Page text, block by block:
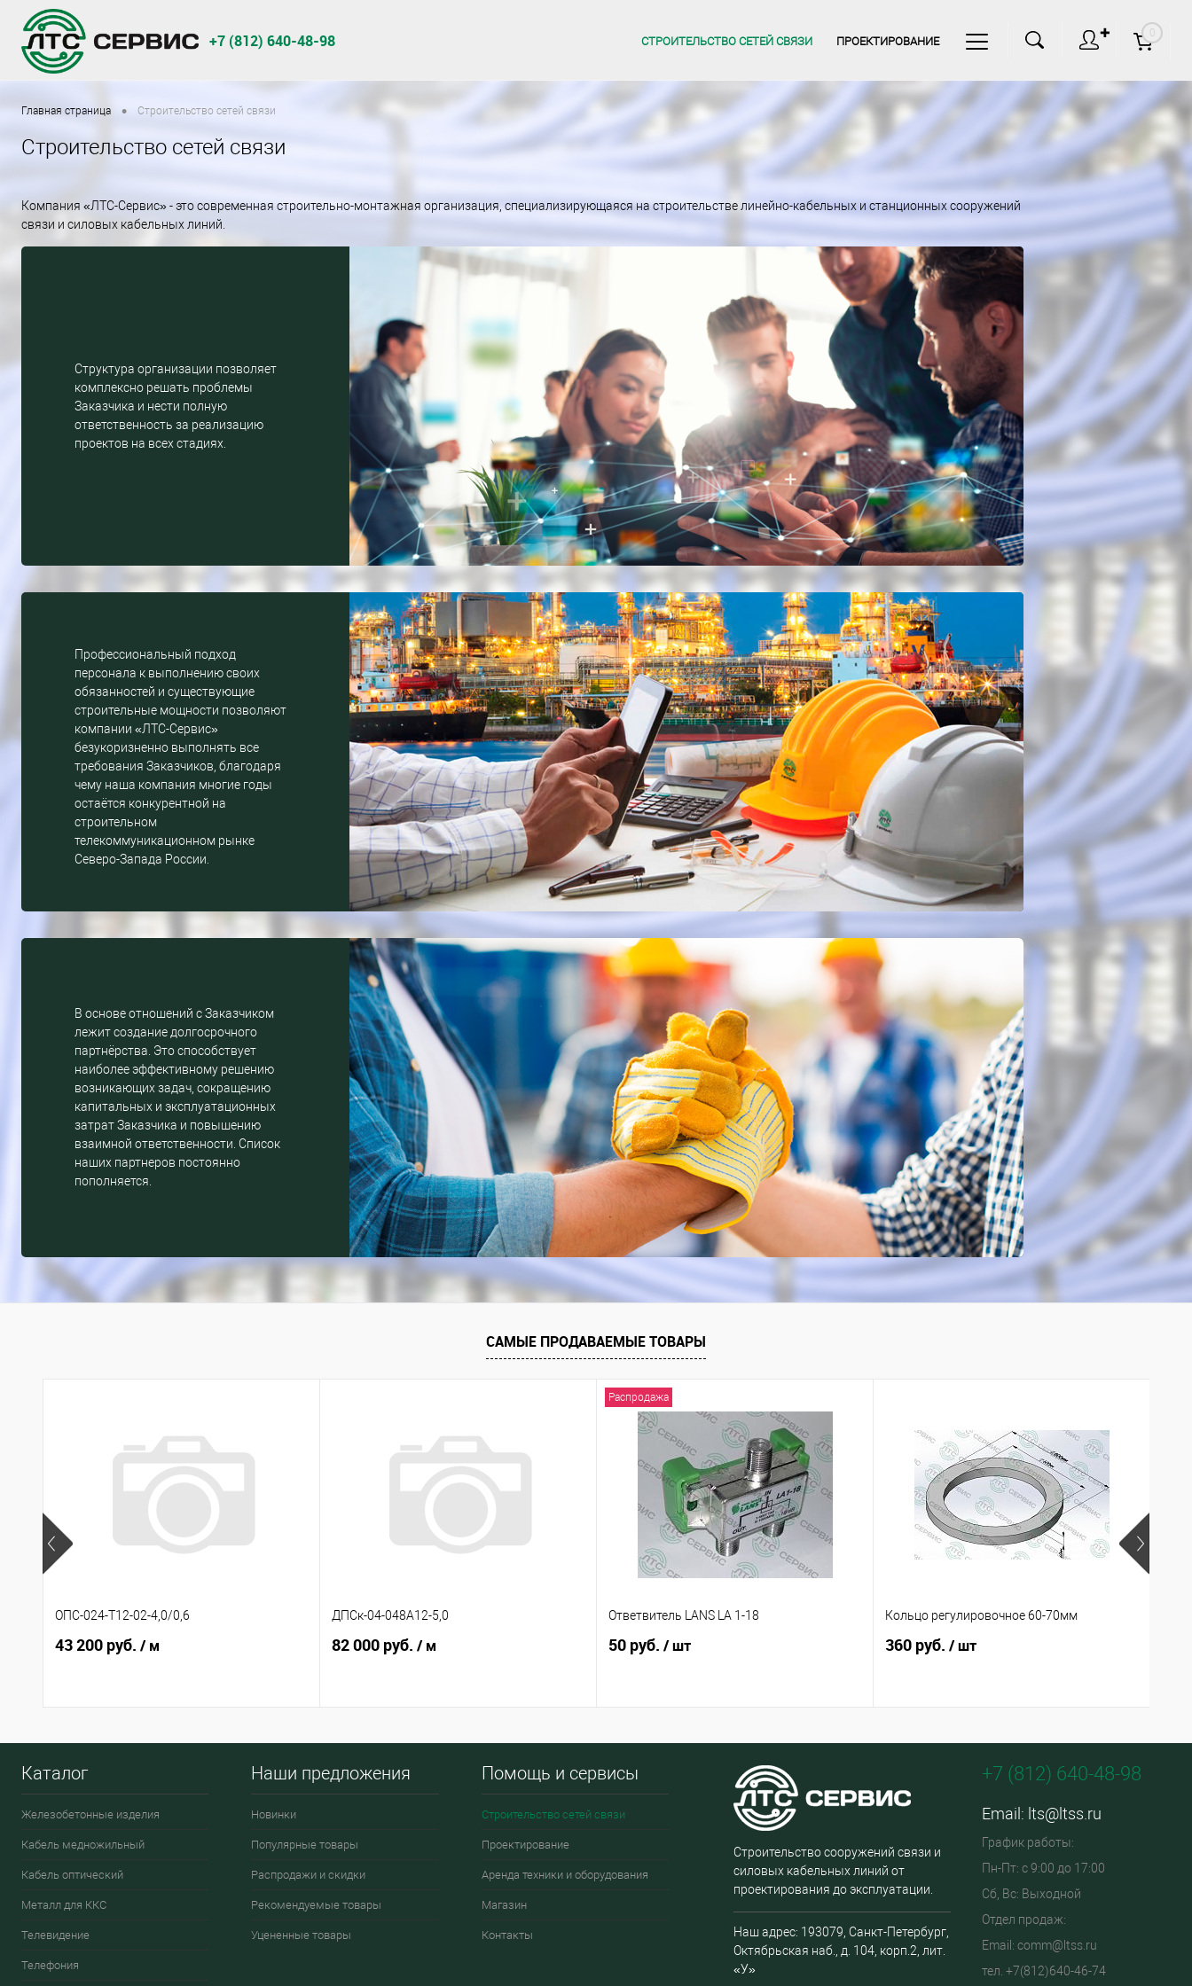
+7 (812) 640-48-98 СТРОИТЕЛЬСТВО СЕТЕЙ СВЯЗИ ПРОЕКТИРОВАНИЕ
✚ 0
Главная страница • Строительство сетей связи
Строительство сетей связи
Компания «ЛТС-Сервис» - это современная строительно-монтажная организация, специализирующаяся на строительстве линейно-кабельных и станционных сооружений
связи и силовых кабельных линий.
Структура организации позволяет
комплексно решать проблемы
Заказчика и нести полную
ответственность за реализацию
проектов на всех стадиях.
Профессиональный подход
персонала к выполнению своих
обязанностей и существующие
строительные мощности позволяют
компании «ЛТС-Сервис»
безукоризненно выполнять все
требования Заказчиков, благодаря
чему наша компания многие годы
остаётся конкурентной на
строительном
телекоммуникационном рынке
Северо-Запада России.
В основе отношений с Заказчиком
лежит создание долгосрочного
партнёрства. Это способствует
наиболее эффективному решению
возникающих задач, сокращению
капитальных и эксплуатационных
затрат Заказчика и повышению
взаимной ответственности. Список
наших партнеров постоянно
пополняется.
САМЫЕ ПРОДАВАЕМЫЕ ТОВАРЫ
ОПС-024-Т12-02-4,0/0,6
43 200 руб. / м
ДПСк-04-048А12-5,0
82 000 руб. / м
Распродажа
Ответвитель LANS LA 1-18
50 руб. / шт
Кольцо регулировочное 60-70мм
360 руб. / шт
Каталог
Железобетонные изделия
Кабель медножильный
Кабель оптический
Металл для ККС
Телевидение
Телефония
Наши предложения
Новинки
Популярные товары
Распродажи и скидки
Рекомендуемые товары
Уцененные товары
Помощь и сервисы
Строительство сетей связи
Проектирование
Аренда техники и оборудования
Магазин
Контакты
Строительство сооружений связи и
силовых кабельных линий от
проектирования до эксплуатации.
Наш адрес: 193079, Санкт-Петербург,
Октябрьская наб., д. 104, корп.2, лит.
«У»
+7 (812) 640-48-98
Email: lts@ltss.ru
График работы:
Пн-Пт: с 9:00 до 17:00
Сб, Вс: Выходной
Отдел продаж:
Email: comm@ltss.ru
тел. +7(812)640-46-74